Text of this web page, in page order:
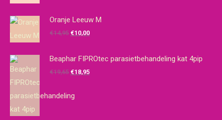
Oranje Leeuw M
€14,95 Oorspronkelijke
was:
€14,95.
€10,00Huidige
is:
€10,00.
Beaphar FIPROtec parasietbehandeling kat 4pip
€19,65 Oorspronkelijke
was:
€18,95Huidige